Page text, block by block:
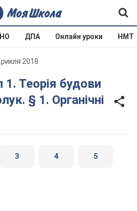
ДПА Онлайн уроки НМТ
2018
§ 1. Органічні
3 4 5